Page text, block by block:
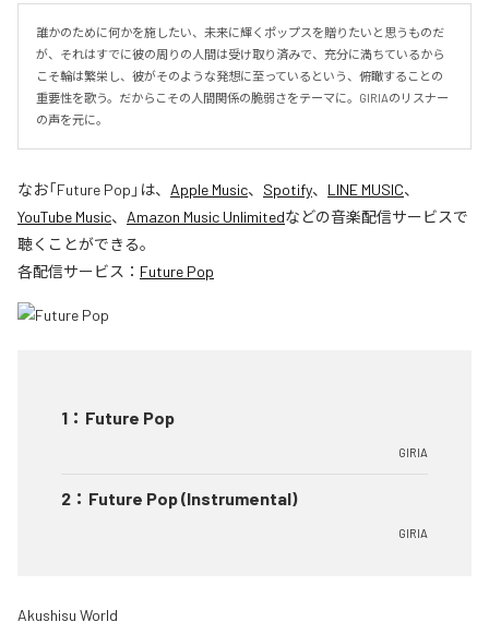
誰かのために何かを施したい、未来に輝くポップスを贈りたいと思うものだ
が、それはすでに彼の周りの人間は受け取り済みで、充分に満ちているから
こそ輪は繁栄し、彼がそのような発想に至っているという、俯瞰することの
重要性を歌う。だからこその人間関係の脆弱さをテーマに。GIRIAのリスナー
の声を元に。
なお「Future Pop 」は、 Apple Music、 Spotify、 LINE MUSIC、
YouTube Music、 Amazon Music Unlimitedなどの音楽配信サービスで
聴くことができる。
各配信サービス： Future Pop
1 ： Future Pop
GIRIA
2 ： Future Pop (Instrumental)
GIRIA
Akushisu World